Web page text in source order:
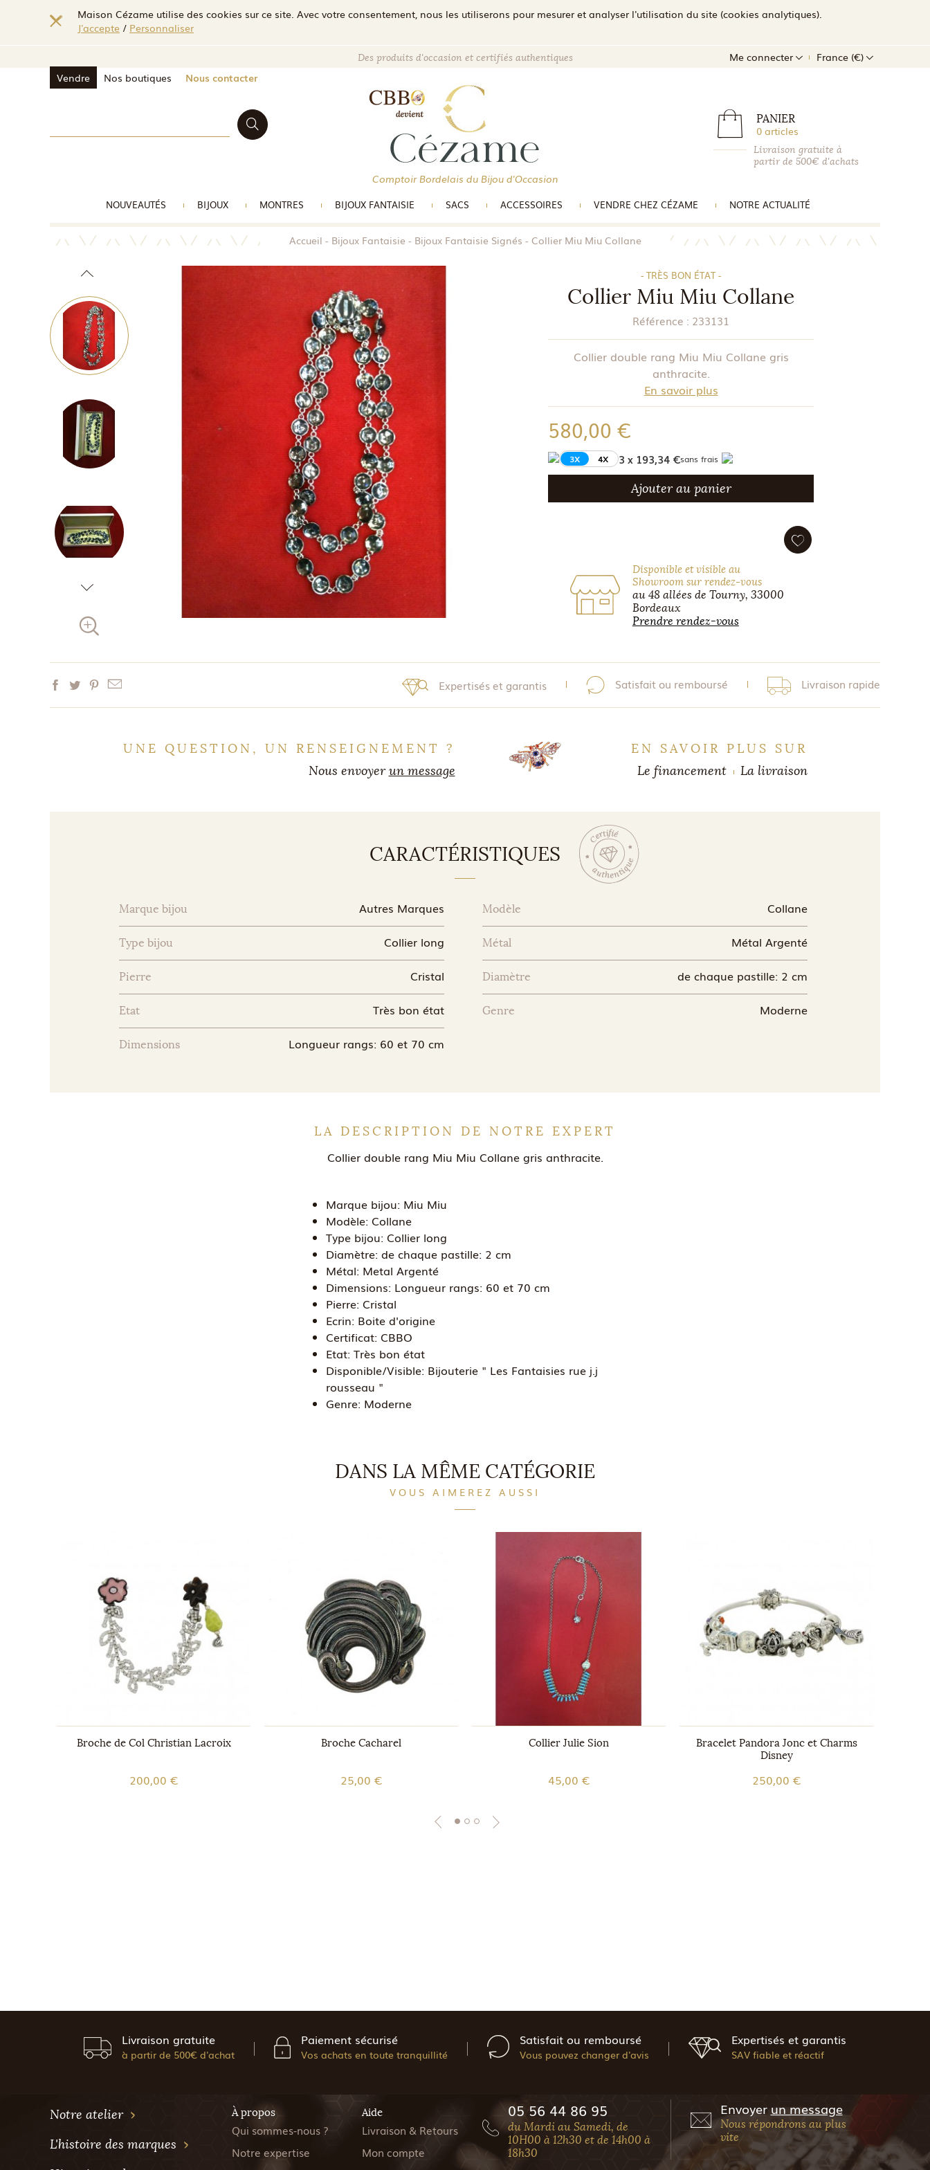
Maison Cézame utilise des cookies sur ce site. Avec votre consentement, nous les utiliserons pour mesurer et analyser l'utilisation du site (cookies analytiques).
J'accepte / Personnaliser
Vendre Nos boutiques Nous contacter
Des produits d'occasion et certifiés authentiques Me connecter France (€)
PANIER
0 articles
Livraison gratuite à
partir de 500€ d'achats
Comptoir Bordelais du Bijou d'Occasion
NOUVEAUTÉS BIJOUX MONTRES BIJOUX FANTAISIE SACS ACCESSOIRES VENDRE CHEZ CÉZAME NOTRE ACTUALITÉ
Accueil Bijoux Fantaisie Bijoux Fantaisie Signés Collier Miu Miu Collane
- TRÈS BON ÉTAT -
Collier Miu Miu Collane
Référence : 233131
Collier double rang Miu Miu Collane gris
anthracite.
En savoir plus
580,00 €
3X 4X 3 x 193,34 €sans frais
Ajouter au panier
Disponible et visible au
Showroom sur rendez-vous
au 48 allées de Tourny, 33000
Bordeaux
Prendre rendez-vous
Expertisés et garantis Satisfait ou remboursé Livraison rapide
UNE QUESTION, UN RENSEIGNEMENT ?
Nous envoyerun message
EN SAVOIR PLUS SUR
Le financement
La livraison
CARACTÉRISTIQUES
Marque bijou Autres Marques Modèle Collane
Type bijou Collier long Métal Métal Argenté
Pierre Cristal Diamètre de chaque pastille: 2 cm
Etat Très bon état Genre Moderne
Dimensions Longueur rangs: 60 et 70 cm
LA DESCRIPTION DE NOTRE EXPERT
Collier double rang Miu Miu Collane gris anthracite.
Marque bijou: Miu Miu
Modèle: Collane
Type bijou: Collier long
Diamètre: de chaque pastille: 2 cm
Métal: Metal Argenté
Dimensions: Longueur rangs: 60 et 70 cm
Pierre: Cristal
Ecrin: Boite d'origine
Certificat: CBBO
Etat: Très bon état
Disponible/Visible: Bijouterie " Les Fantaisies rue j.j
rousseau "
Genre: Moderne
DANS LA MÊME CATÉGORIE
VOUS AIMEREZ AUSSI
Broche de Col Christian Lacroix
200,00 €
Broche Cacharel
25,00 €
Collier Julie Sion
45,00 €
Bracelet Pandora Jonc et Charms
Disney
250,00 €
Livraison gratuite
à partir de 500€ d'achat
Paiement sécurisé
Vos achats en toute tranquillité
Satisfait ou remboursé
Vous pouvez changer d'avis
Expertisés et garantis
SAV fiable et réactif
Notre atelier
L'histoire des marques
À propos
Qui sommes-nous ?
Notre expertise
Aide
Livraison & Retours
Mon compte
05 56 44 86 95
du Mardi au Samedi, de
10H00 à 12h30 et de 14h00 à
18h30
Envoyer un message
Nous répondrons au plus
vite